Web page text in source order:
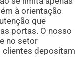
à orientação
que
portas. O nosso
no setor
clientes depositam